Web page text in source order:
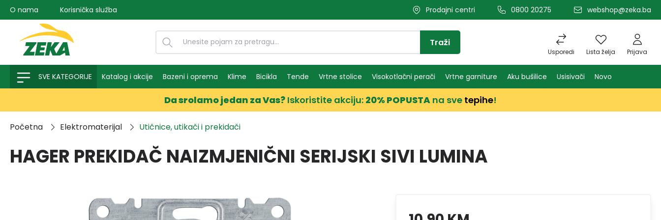
pretragu Preskoči na glavnu navigaciju
O nama Korisnička služba Prodajni centri 0800 20275 webshop@zeka.ba
Usporedi Lista želja Prijava
Traži
SVE KATEGORIJE Katalog i akcije Bazeni i oprema Klime Bicikla Tende Vrtne stolice Visokotlačni perači Vrtne garniture Aku bušilice Usisivači Novo
Da srolamo jedan za Vas? Iskoristite akciju: 20% POPUSTA na sve tepihe!
Početna Elektromaterijal Utičnice, utikači i prekidači
HAGER PREKIDAČ NAIZMJENIČNI SERIJSKI SIVI LUMINA